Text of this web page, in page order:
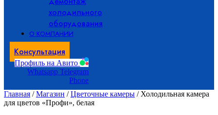
холодильного
оборудования
О КОМПАНИИ
Консультация
Профиль на Авито
Whatsapp Telegram
Phone
Главная /Магазин /Цветочные камеры / Холодильная камера
для цветов «Профи», белая